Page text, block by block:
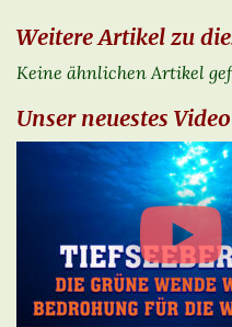
Weitere Artikel zu
Keine ähnlichen Artikel
Unser neuestes Video